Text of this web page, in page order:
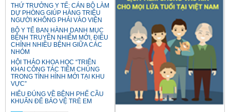
THỨ TRƯỞNG Y TẾ: CÁN BỘ LÀM
DỰ PHÒNG GIÚP HÀNG TRIỆU
NGƯỜI KHÔNG PHẢI VÀO VIỆN
BỘ Y TẾ BAN HÀNH DANH MỤC
BỆNH TRUYỀN NHIỄM MỚI, ĐIỀU
CHỈNH NHIỀU BỆNH GIỮA CÁC
NHÓM
HỘI THẢO KHOA HỌC “TRIỂN
KHAI CÔNG TÁC TIÊM CHỦNG
TRONG TÌNH HÌNH MỚI TẠI KHU
VỰC”
HIỂU ĐÚNG VỀ BỆNH PHẾ CẦU
KHUẨN ĐỂ BẢO VỆ TRẺ EM